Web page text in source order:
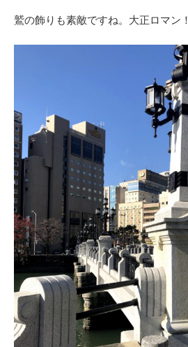
鷲の飾りも素敵ですね。大正ロマン！